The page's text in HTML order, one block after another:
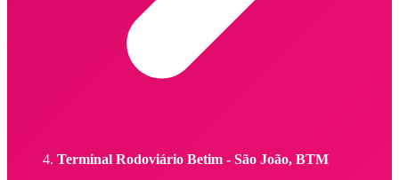
Terminal Rodoviário Betim - São João, BTM